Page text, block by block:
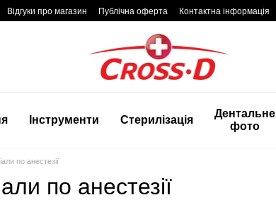
Відгуки про магазин Публічна оферта Контактна інформація
Інструменти Стерилізація
Дентальне
фото
по анестезії
по анестезії